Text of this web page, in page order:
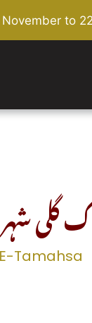
to
گلی
Tamahsa